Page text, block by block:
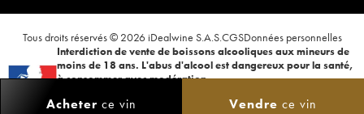
Acheter ce vin Vendre ce vin
Tous droits réservés © 2026 iDealwine S.A.S.CGSDonnées personnelles
Interdiction de vente de boissons alcooliques aux mineurs de
moins de 18 ans. L'abus d'alcool est dangereux pour la santé,
à consommer avec modération.
ligne. CODE DE LA SANTÉ PUBLIQUE, ART.L.3342-1 et L.3353-3